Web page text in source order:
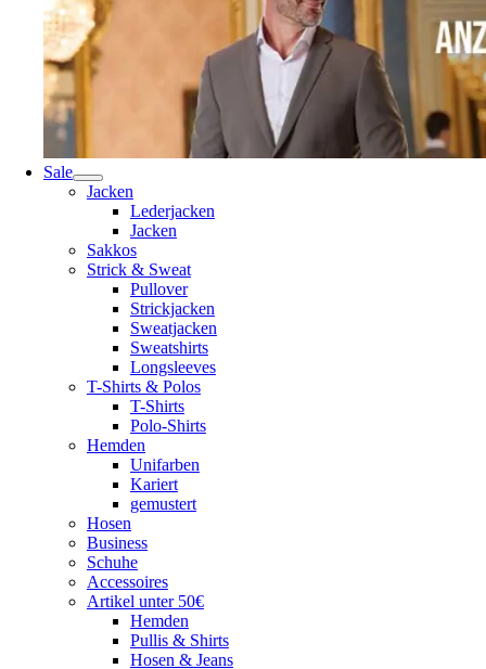
Sale
Jacken
Lederjacken
Jacken
Sakkos
Strick & Sweat
Pullover
Strickjacken
Sweatjacken
Sweatshirts
Longsleeves
T-Shirts & Polos
T-Shirts
Polo-Shirts
Hemden
Unifarben
Kariert
gemustert
Hosen
Business
Schuhe
Accessoires
Artikel unter 50€
Hemden
Pullis & Shirts
Hosen & Jeans